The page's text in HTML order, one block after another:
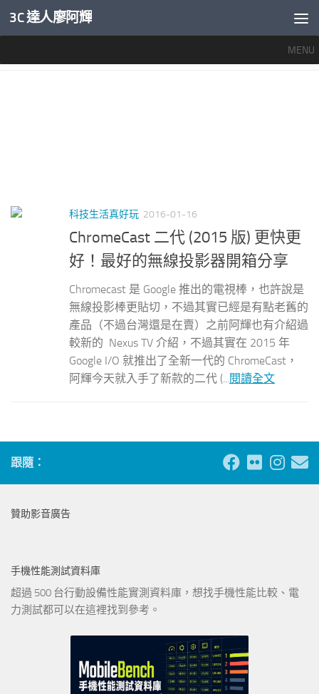
內文下方
3C 達人廖阿輝
MENU
科技生活真好玩 2016-01-16
ChromeCast 二代 (2015 版) 更快更
好！最好的無線投影器開箱分享
Chromecast 是 Google 推出的電視棒，也許說是
無線投影棒更貼切，不過其實已經是有點老舊的
產品（不過台灣還是在賣）之前阿輝也有介紹過
較新的 Nexus TV 介紹，不過其實在 2015 年
Google I/O 就推出了全新一代的 ChromeCast，
阿輝今天就入手了新款的二代 (...閱讀全文
跟隨：
贊助影音廣告
手機性能測試資料庫
超過 500 台行動設備性能實測資料庫，想找手機性能比較、電
力測試都可以在這裡找到參考。